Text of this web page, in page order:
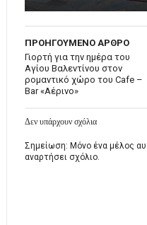
ΠΡΟΗΓΟΥΜΕΝΟ ΑΡΘΡΟ
Γιορτή για την ημέρα του
Αγίου Βαλεντίνου στον
ρομαντικό χώρο του Cafe –
Bar «Αέρινο»
Δεν υπάρχουν σχόλια
Σημείωση: Μόνο ένα μέλος
αναρτήσει σχόλιο.